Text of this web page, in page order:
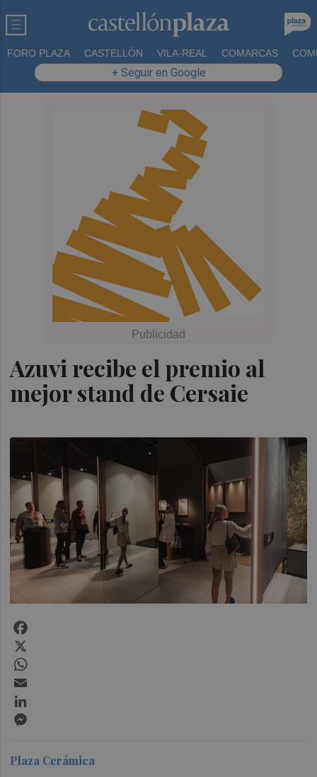
FORO PLAZA CASTELLÓN VILA-REAL COMARCAS
+ Seguir en Google
Azuvi recibe el premio al
mejor stand de Cersaie
Plaza Cerámica